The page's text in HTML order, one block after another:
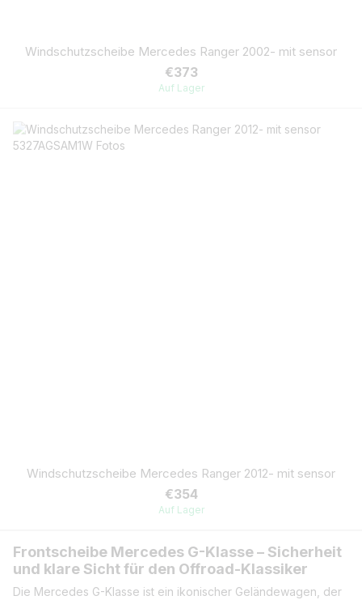
Windschutzscheibe Mercedes Ranger 2002- mit sensor
€373
Auf Lager
Windschutzscheibe Mercedes Ranger 2012- mit sensor
€354
Auf Lager
Frontscheibe Mercedes G-Klasse – Sicherheit
und klare Sicht für den Offroad-Klassiker
Die Mercedes G-Klasse ist ein ikonischer Geländewagen, der